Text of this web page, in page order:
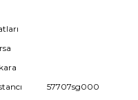
ve diğer
57707sg000